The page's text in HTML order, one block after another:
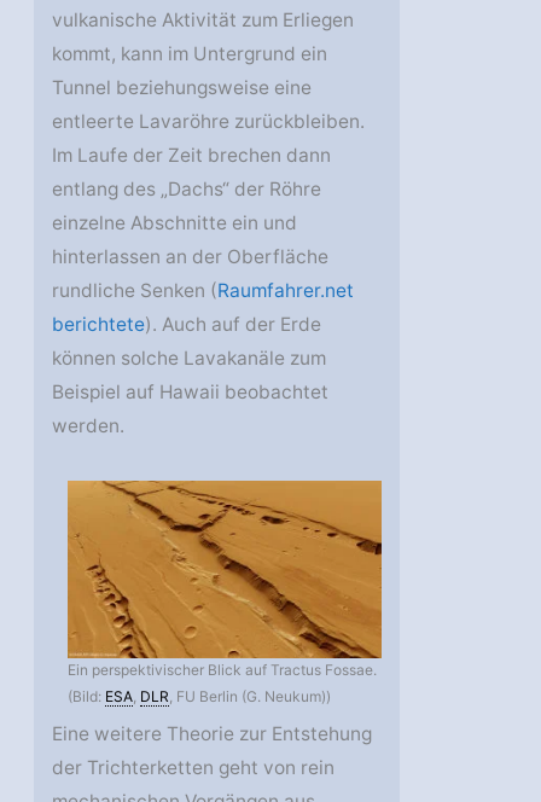
vulkanische Aktivität zum Erliegen
kommt, kann im Untergrund ein
Tunnel beziehungsweise eine
entleerte Lavaröhre zurückbleiben.
Im Laufe der Zeit brechen dann
entlang des „Dachs“ der Röhre
einzelne Abschnitte ein und
hinterlassen an der Oberfläche
rundliche Senken (Raumfahrer.net
berichtete). Auch auf der Erde
können solche Lavakanäle zum
Beispiel auf Hawaii beobachtet
werden.
Ein perspektivischer Blick auf Tractus Fossae.
(Bild: ESA, DLR, FU Berlin (G. Neukum))
Eine weitere Theorie zur Entstehung
der Trichterketten geht von rein